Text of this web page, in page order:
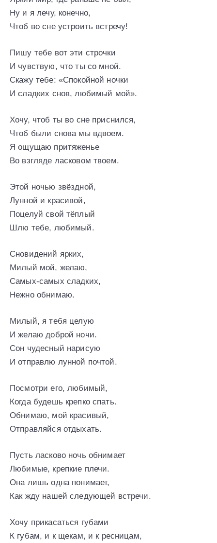
Ну и я лечу, конечно,
Чтоб во сне устроить встречу!
Пишу тебе вот эти строчки
И чувствую, что ты со мной.
Скажу тебе: «Спокойной ночки
И сладких снов, любимый мой».
Хочу, чтоб ты во сне приснился,
Чтоб были снова мы вдвоем.
Я ощущаю притяженье
Во взгляде ласковом твоем.
Этой ночью звёздной,
Лунной и красивой,
Поцелуй свой тёплый
Шлю тебе, любимый.
Сновидений ярких,
Милый мой, желаю,
Самых-самых сладких,
Нежно обнимаю.
Милый, я тебя целую
И желаю доброй ночи.
Сон чудесный нарисую
И отправлю лунной почтой.
Посмотри его, любимый,
Когда будешь крепко спать.
Обнимаю, мой красивый,
Отправляйся отдыхать.
Пусть ласково ночь обнимает
Любимые, крепкие плечи.
Она лишь одна понимает,
Как жду нашей следующей встречи.
Хочу прикасаться губами
К губам, и к щекам, и к ресницам,